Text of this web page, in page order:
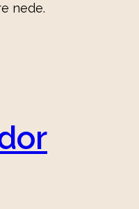
nede.